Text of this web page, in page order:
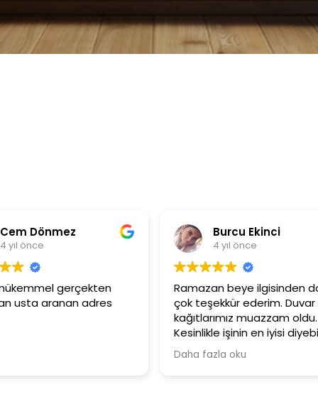
Burcu Ekinci
Ramazan beye ilgisinden dolayı
çok teşekkür ederim. Duvar
Kesinlikle işinin en iyisi diyebilirim.
Metin
Ürünler çok
Güler yüzlü ve
çalışanlarına